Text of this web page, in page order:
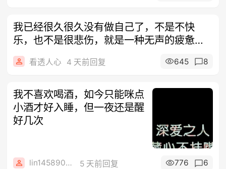
我已经很久很久没有做自己了，不是不快
乐，也不是很悲伤，就是一种无声的疲惫，
对很多
看透人心 4 天前回复 645 8
我不喜欢喝酒，如今只能咪点
小酒才好入睡，但一夜还是醒
好几次
lin14589077 5 天前回复 776 6